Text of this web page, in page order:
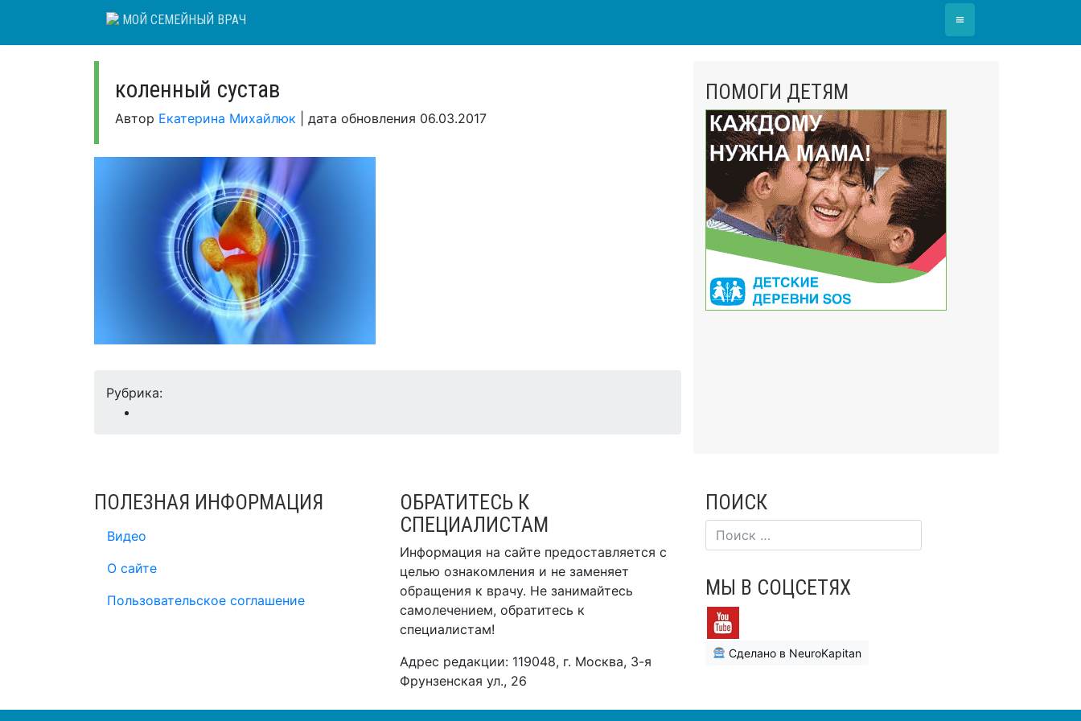
content
МОЙ СЕМЕЙНЫЙ ВРАЧ ≡
коленный сустав
Автор Екатерина Михайлюк дата обновления 06.03.2017
Рубрика:
ПОМОГИ ДЕТЯМ
ПОЛЕЗНАЯ ИНФОРМАЦИЯ
Видео
О сайте
Пользовательское соглашение
ОБРАТИТЕСЬ К
СПЕЦИАЛИСТАМ
Информация на сайте предоставляется с
целью ознакомления и не заменяет
обращения к врачу. Не занимайтесь
самолечением, обратитесь к
специалистам!
Адрес редакции: 119048, г. Москва, 3-я
Фрунзенская ул., 26
ПОИСК
МЫ В СОЦСЕТЯХ
Сделано в NeuroKapitan